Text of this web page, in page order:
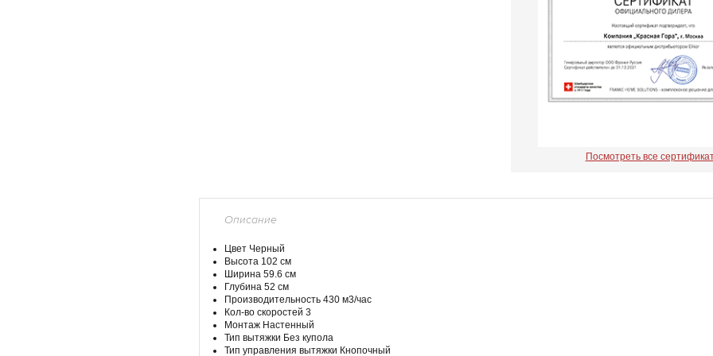
Посмотреть все
Описание
Цвет Черный
Высота 102 см
Ширина 59.6 см
Глубина 52 см
Производительность 430 м3/час
Кол-во скоростей 3
Монтаж Настенный
Тип вытяжки Без купола
Тип управления вытяжки Кнопочный